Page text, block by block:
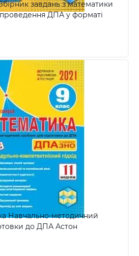
завдань з математики
проведення ДПА у форматі
Навчально-методичний
до ДПА Астон